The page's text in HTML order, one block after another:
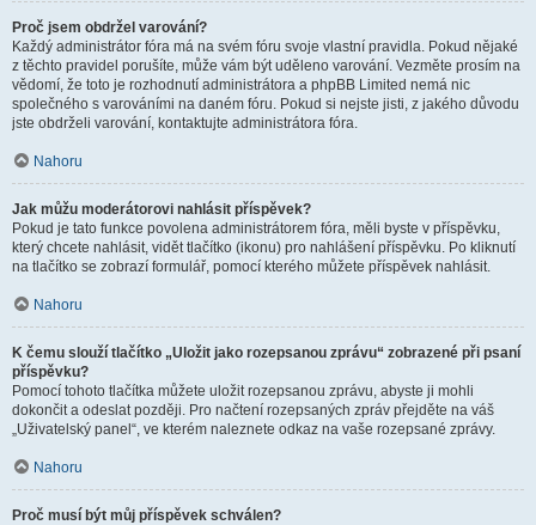
Proč jsem obdržel varování?
Každý administrátor fóra má na svém fóru svoje vlastní pravidla. Pokud nějaké
z těchto pravidel porušíte, může vám být uděleno varování. Vezměte prosím na
vědomí, že toto je rozhodnutí administrátora a phpBB Limited nemá nic
společného s varováními na daném fóru. Pokud si nejste jisti, z jakého důvodu
jste obdrželi varování, kontaktujte administrátora fóra.
Nahoru
Jak můžu moderátorovi nahlásit příspěvek?
Pokud je tato funkce povolena administrátorem fóra, měli byste v příspěvku,
který chcete nahlásit, vidět tlačítko (ikonu) pro nahlášení příspěvku. Po kliknutí
na tlačítko se zobrazí formulář, pomocí kterého můžete příspěvek nahlásit.
Nahoru
K čemu slouží tlačítko „Uložit jako rozepsanou zprávu“ zobrazené při psaní
příspěvku?
Pomocí tohoto tlačítka můžete uložit rozepsanou zprávu, abyste ji mohli
dokončit a odeslat později. Pro načtení rozepsaných zpráv přejděte na váš
„Uživatelský panel“, ve kterém naleznete odkaz na vaše rozepsané zprávy.
Nahoru
Proč musí být můj příspěvek schválen?